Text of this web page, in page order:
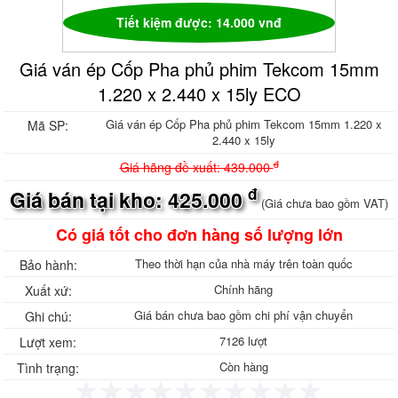
Ván phủ phim giá rẻ, ván khuôn phủ phim
Bảng giá ván phủ phim
Ván phủ phim Tekcom
Sale Ván phủ phim Tekcom
Ván phủ phim Hòa Phát
Sale Ván ép phủ phim
Sale Ván ép phủ phim giá rẻ
Gỗ ghép thanh, Ván gỗ ghép thanh
Gỗ ghép thông giá rẻ, gỗ thông ghép
công nghiệp
Gỗ ghép thanh tràm, Báo giá gỗ ghép
tràm
Gỗ ghép cao su, Gỗ ghép phủ keo bóng
Tôn nhựa sáng, Tôn nhựa lấy sáng
Tôn nhựa sáng sóng Seamlock Seam-
lock Seam lock
Tôn Cliplock - TÔN KLIPLOCK HD 945 -
960 2 sóng 3 sóng 4 sóng Sx theo yêu
Tiết kiệm được: 14.000 vnđ
Giá ván ép Cốp Pha phủ phim Tekcom 15mm
1.220 x 2.440 x 15ly ECO
Mã SP:
Giá ván ép Cốp Pha phủ phim Tekcom 15mm 1.220 x
2.440 x 15ly
Giá hãng đề xuất: 439.000đ
Giá bán tại kho: 425.000đ (Giá chưa bao gồm VAT)
Có giá tốt cho đơn hàng số lượng lớn
Bảo hành: Theo thời hạn của nhà máy trên toàn quốc
Xuất xứ: Chính hãng
Ghi chú: Giá bán chưa bao gồm chi phí vận chuyển
Lượt xem: 7126 lượt
Tình trạng: Còn hàng